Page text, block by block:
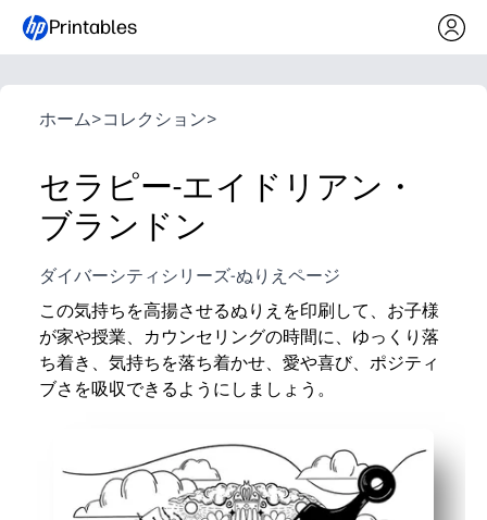
Printables
ホーム>コレクション>
セラピー-エイドリアン・
ブランドン
ダイバーシティシリーズ-ぬりえページ
この気持ちを高揚させるぬりえを印刷して、お子様
が家や授業、カウンセリングの時間に、ゆっくり落
ち着き、気持ちを落ち着かせ、愛や喜び、ポジティ
ブさを吸収できるようにしましょう。
数分で準備完了-印刷してクレヨンや鉛筆で渡すだけ
忙しい心を落ち着かせる-マインドフルカラーリング
スキルを養います-色を塗っている間、細かい運動制